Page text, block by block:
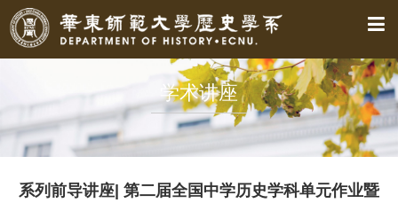
学术讲座
系列前导讲座| 第二届全国中学历史学科单元作业暨